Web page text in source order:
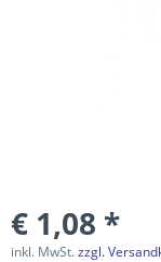
€ 1,08 *
inkl. MwSt.zzgl.